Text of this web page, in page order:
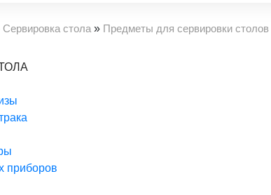
Сервировка стола » Предметы для сервировки столов
приборов